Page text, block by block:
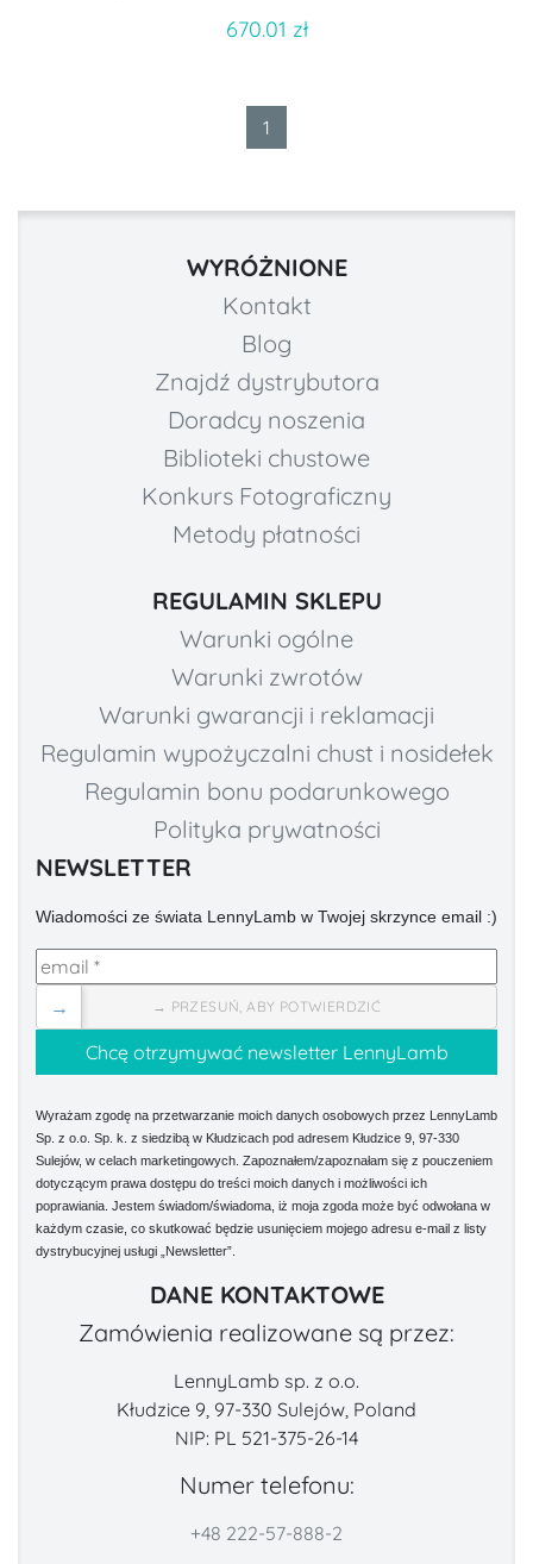
670.01 zł
1
WYRÓŻNIONE
Kontakt
Blog
Znajdź dystrybutora
Doradcy noszenia
Biblioteki chustowe
Konkurs Fotograficzny
Metody płatności
REGULAMIN SKLEPU
Warunki ogólne
Warunki zwrotów
Warunki gwarancji i reklamacji
Regulamin wypożyczalni chust i nosidełek
Regulamin bonu podarunkowego
Polityka prywatności
NEWSLETTER
Wiadomości ze świata LennyLamb w Twojej skrzynce email :)
→ PRZESUŃ, ABY POTWIERDZIĆ
→
Wyrażam zgodę na przetwarzanie moich danych osobowych przez LennyLamb
Sp. z o.o. Sp. k. z siedzibą w Kłudzicach pod adresem Kłudzice 9, 97-330
Sulejów, w celach marketingowych. Zapoznałem/zapoznałam się z pouczeniem
dotyczącym prawa dostępu do treści moich danych i możliwości ich
poprawiania. Jestem świadom/świadoma, iż moja zgoda może być odwołana w
każdym czasie, co skutkować będzie usunięciem mojego adresu e-mail z listy
dystrybucyjnej usługi „Newsletter”.
DANE KONTAKTOWE
Zamówienia realizowane są przez:
LennyLamb sp. z o.o.
Kłudzice 9, 97-330 Sulejów, Poland
NIP: PL 521-375-26-14
Numer telefonu:
+48 222-57-888-2